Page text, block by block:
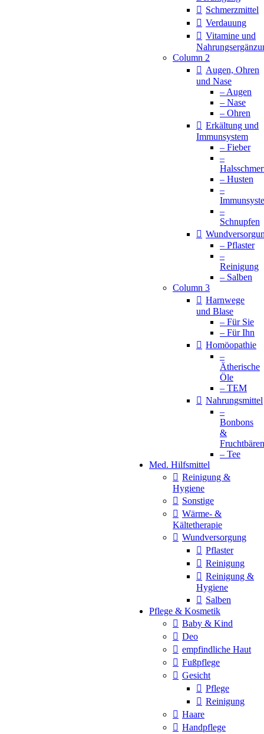
Schmerzmittel
Verdauung
Vitamine und
Column 2
Augen, Ohren
und Nase
– Augen
– Nase
– Ohren
Erkältung und
Immunsystem
– Fieber
–
– Husten
–
–
Schnupfen
– Pflaster
–
Reinigung
– Salben
Column 3
Harnwege
und Blase
– Für Sie
– Für Ihn
Homöopathie
–
Ätherische
Öle
– TEM
Nahrungsmittel
–
Bonbons
&
Fruchtbären
– Tee
Med. Hilfsmittel
Reinigung &
Hygiene
Sonstige
Wärme- &
Kältetherapie
Wundversorgung
Pflaster
Reinigung
Reinigung &
Hygiene
Salben
Pflege & Kosmetik
Baby & Kind
Deo
empfindliche Haut
Fußpflege
Gesicht
Pflege
Reinigung
Haare
Handpflege